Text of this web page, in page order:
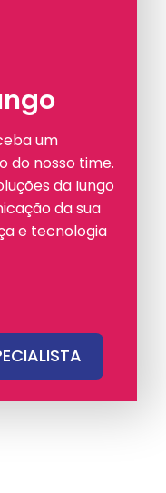
um
do nosso time.
da Iungo
da sua
e tecnologia